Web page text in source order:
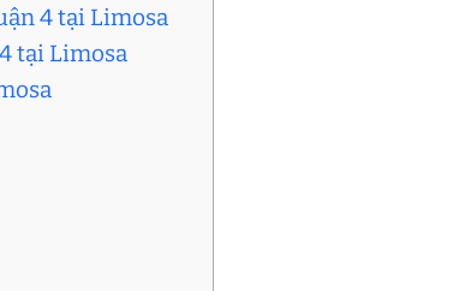
4 tại Limosa
tại Limosa